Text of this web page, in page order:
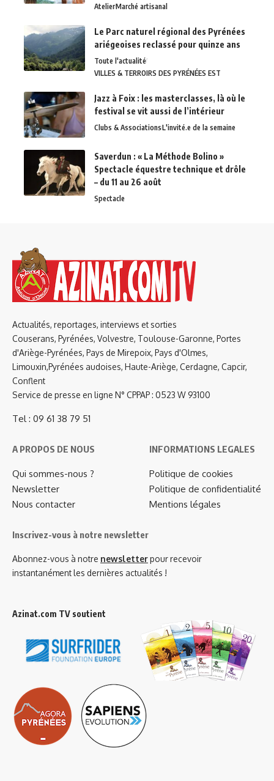
AtelierMarché artisanal
Le Parc naturel régional des Pyrénées
ariégeoises reclassé pour quinze ans
Toute l'actualité
VILLES & TERROIRS DES PYRÉNÉES EST
Jazz à Foix : les masterclasses, là où le
festival se vit aussi de l’intérieur
Clubs & AssociationsL'invité.e de la semaine
Saverdun : « La Méthode Bolino »
Spectacle équestre technique et drôle
– du 11 au 26 août
Spectacle
Actualités, reportages, interviews et sorties
Couserans, Pyrénées, Volvestre, Toulouse-Garonne, Portes
d'Ariège-Pyrénées, Pays de Mirepoix, Pays d'Olmes,
Limouxin,Pyrénées audoises, Haute-Ariège, Cerdagne, Capcir,
Conflent
Service de presse en ligne N° CPPAP : 0523 W 93100
Tel : 09 61 38 79 51
A PROPOS DE NOUS
Qui sommes-nous ?
Newsletter
Nous contacter
INFORMATIONS LEGALES
Politique de cookies
Politique de confidentialité
Mentions légales
Inscrivez-vous à notre newsletter
Abonnez-vous à notre newsletterpour recevoir
instantanément les dernières actualités !
Azinat.com TV soutient